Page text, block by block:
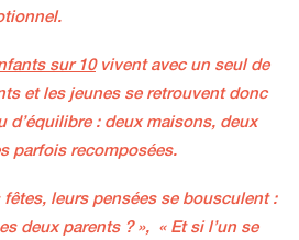
sur 10vivent avec un seul de
et les jeunes se retrouvent donc
d’équilibre : deux maisons, deux
parfois recomposées.
fêtes, leurs pensées se bousculent :
deux parents ? », « Et si l’un se